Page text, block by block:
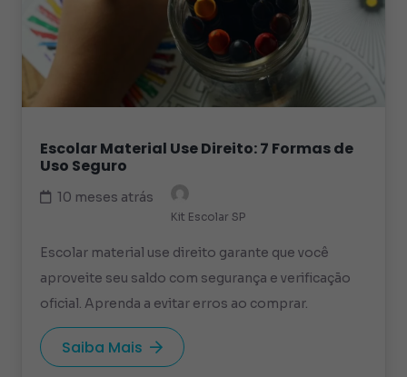
Escolar Material Use Direito: 7 Formas de
Uso Seguro
10 meses atrás
Kit Escolar SP
Escolar material use direito garante que você
aproveite seu saldo com segurança e verificação
oficial. Aprenda a evitar erros ao comprar.
Saiba Mais